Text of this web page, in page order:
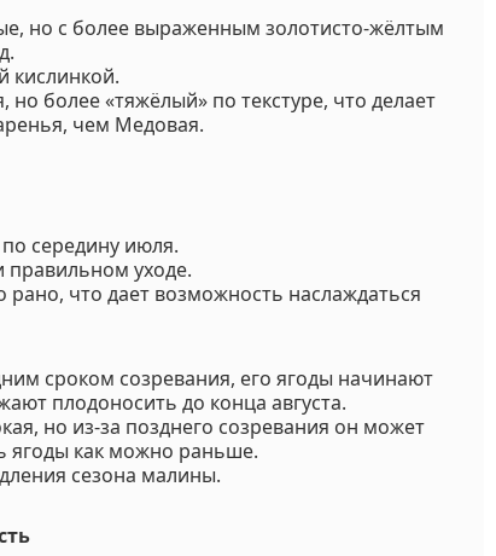
для
Напишите
Viber или
но с более выраженным золотисто-жёлтым
кислинкой.
более «тяжёлый» по текстуре, что делает
чем Медовая.
середину июля.
правильном уходе.
что дает возможность наслаждаться
сроком созревания, его ягоды начинают
плодоносить до конца августа.
но из-за позднего созревания он может
ягоды как можно раньше.
сезона малины.